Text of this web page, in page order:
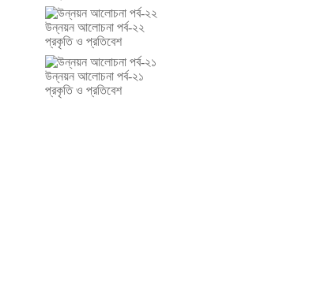
উন্নয়ন আলোচনা পর্ব-২২
প্রকৃতি ও প্রতিবেশ
উন্নয়ন আলোচনা পর্ব-২১
প্রকৃতি ও প্রতিবেশ